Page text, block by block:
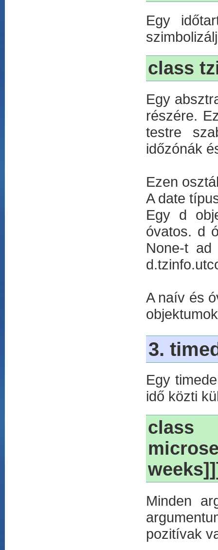
Egy
class
Egy
részére.
testre
időzónák
Ezen
A date
Egy d
óvatos. d
None-t
A naív és
3.
Egy
idő közti
Minden
pozitívak